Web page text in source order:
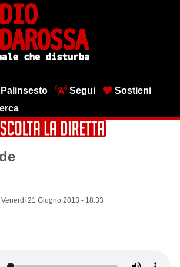
Palinsesto Segui
Sostieni
Venerdì 21 Giugno 2013 - 18:33